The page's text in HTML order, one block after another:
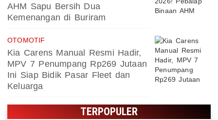
AHM Sapu Bersih Dua
Kemenangan di Buriram
OTOMOTIF
Kia Carens Manual Resmi Hadir,
MPV 7 Penumpang Rp269 Jutaan
Ini Siap Bidik Pasar Fleet dan
Keluarga
TERPOPULER